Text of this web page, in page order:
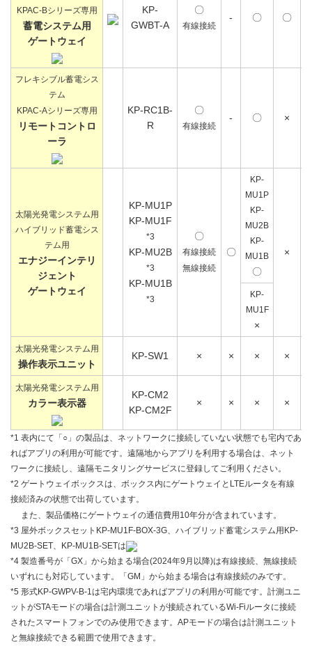
KPAC-Bシリーズ専用
蓄電システム用
ゲートウェイ
KP-
GWBT-A
〇
有線接続
- 〇 〇
フレキシブル蓄電シス
テム
KPAC-Aシリーズ専用
リモートコントロ
ーラ
KP-RC1B-
R
〇
有線接続
- 〇 ×
太陽光発電システム用
ハイブリッド蓄電シス
テム用
エナジーインテリ
ジェント
ゲートウェイ
KP-MU1P
KP-MU1F
*3
KP-MU2B
*3
KP-MU1B
*3
〇
有線接続
無線接続
〇
KP-
MU1P
KP-
MU2B
KP-
MU1B
〇
×
KP-
MU1F
×
太陽光発電システム用
操作表示ユニット
KP-SW1 × × × ×
太陽光発電システム用
カラー表示器
KP-CM2
KP-CM2F
× × × ×
*1 表内にて「○」の製品は、ネットワークに接続していない状態でも宅内であ
ればアプリの利用が可能です。遠隔地からアプリを利用する場合は、ネット
ワークに接続し、遠隔モニタリングサービスに登録してご利用ください。
*2 ゲートウェイボックスは、ボックス内にゲートウェイとLTEルータを有線
接続済みの状態で出荷しています。
また、製品価格にゲートウェイの通信費用10年分が含まれています。
*3 屋外ボックスセットKP-MU1F-BOX-3G、ハイブリッド蓄電システム用KP-
MU2B-SET、KP-MU1B-SETは
*4 製造番号が「GX」から始まる場合(2024年9月以降)は有線接続、無線接続
いずれにも対応しています。「GM」から始まる場合は有線接続のみです。
*5 形式KP-GWPV-B-1は宅内環境であればアプリの利用が可能です。計測ユニ
ットがSTAモードの場合は計測ユニットが接続されているWi-Fiルータに接続
されたスマートフォンでのみ使用できます。APモードの場合は計測ユニット
と無線接続できる範囲で使用できます。